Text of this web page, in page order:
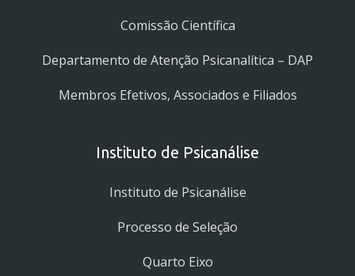
Comissão Científica
Departamento de Atenção Psicanalítica – DAP
Membros Efetivos, Associados e Filiados
Instituto de Psicanálise
Instituto de Psicanálise
Processo de Seleção
Quarto Eixo